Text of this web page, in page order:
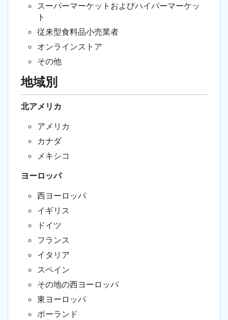
スーパーマーケットおよびハイパーマーケッ
ト
従来型食料品小売業者
オンラインストア
その他
地域別
北アメリカ
アメリカ
カナダ
メキシコ
ヨーロッパ
西ヨーロッパ
イギリス
ドイツ
フランス
イタリア
スペイン
その地の西ヨーロッパ
東ヨーロッパ
ポーランド